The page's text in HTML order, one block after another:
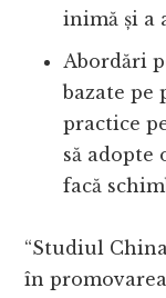
inimă și a
Abordări
bazate pe
practice
să adopte
facă
“Studiul
în